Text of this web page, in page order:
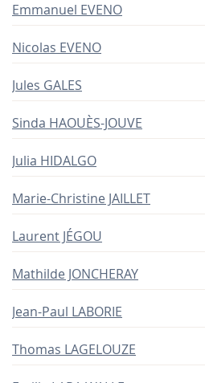
Emmanuel EVENO
Nicolas EVENO
Jules GALES
Sinda HAOUÈS-JOUVE
Julia HIDALGO
Marie-Christine JAILLET
Laurent JÉGOU
Mathilde JONCHERAY
Jean-Paul LABORIE
Thomas LAGELOUZE